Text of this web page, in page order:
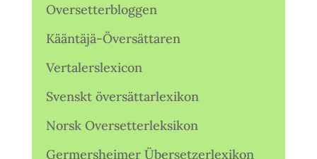
Oversetterbloggen
Kääntäjä-Översättaren
Vertalerslexicon
Svenskt översättarlexikon
Norsk Oversetterleksikon
Germersheimer Übersetzerlexikon